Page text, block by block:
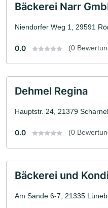
Bäckerei Narr
Niendorfer Weg 1, 29591
0.0 (0
Dehmel Regina
Hauptstr. 24, 21379
0.0 (0
Bäckerei und
Am Sande 6-7, 21335